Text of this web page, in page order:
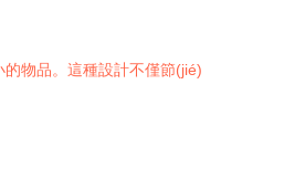
物品。這種設計不僅節(jié)